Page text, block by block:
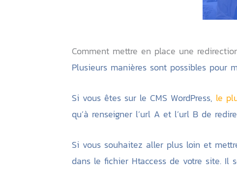
Comment mettre en place une
Plusieurs manières sont possibles pour
Si vous êtes sur le CMS WordPress, le
qu’à renseigner l’url A et l’url B de
Si vous souhaitez aller plus loin et
dans le fichier Htaccess de votre site. Il